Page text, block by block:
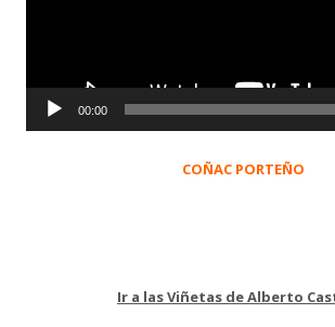
00:00
COÑAC PORTEÑO
Ir a las Viñetas de Alberto